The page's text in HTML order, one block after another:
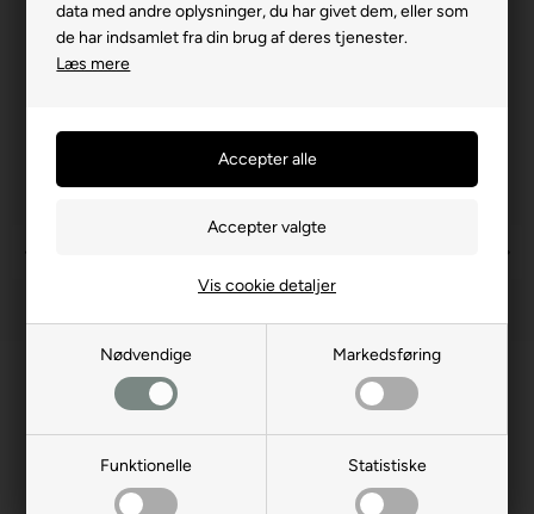
data med andre oplysninger, du har givet dem, eller som
de har indsamlet fra din brug af deres tjenester.
Læs mere
Nødvendige Markedsføring
Funktionelle Statistiske
Vis cookie detaljer
63 15 00 00